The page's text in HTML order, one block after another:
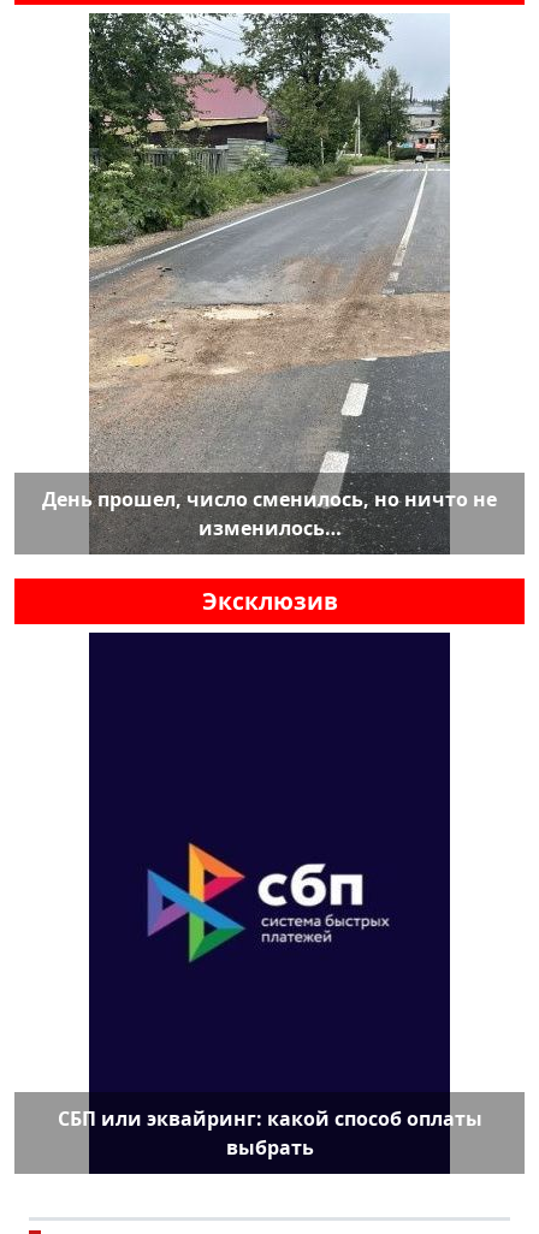
День прошел, число сменилось, но ничто не
изменилось…
Эксклюзив
СБП или эквайринг: какой способ оплаты
выбрать